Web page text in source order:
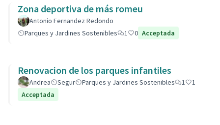
Zona deportiva de más romeu
Antonio Fernandez Redondo
Parques y Jardines Sostenibles
1 0 Acceptada
Renovacion de los parques infantiles
Andrea Segur Parques y Jardines Sostenibles 1
1
Acceptada